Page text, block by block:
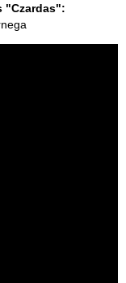
"Czardas":